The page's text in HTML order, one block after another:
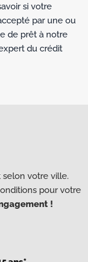
si votre
par une ou
de prêt à notre
du crédit
selon votre ville.
pour votre
!